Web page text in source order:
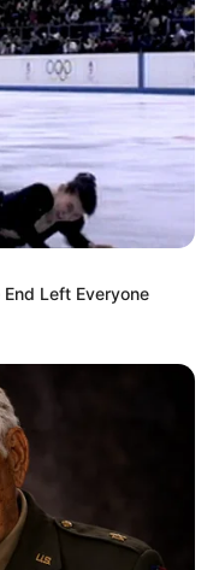
Left Everyone